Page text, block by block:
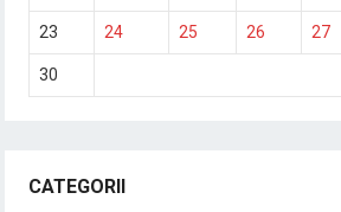
23 24 25 26 27
30
CATEGORII